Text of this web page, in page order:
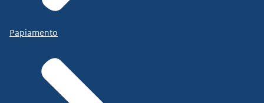
Papiamento